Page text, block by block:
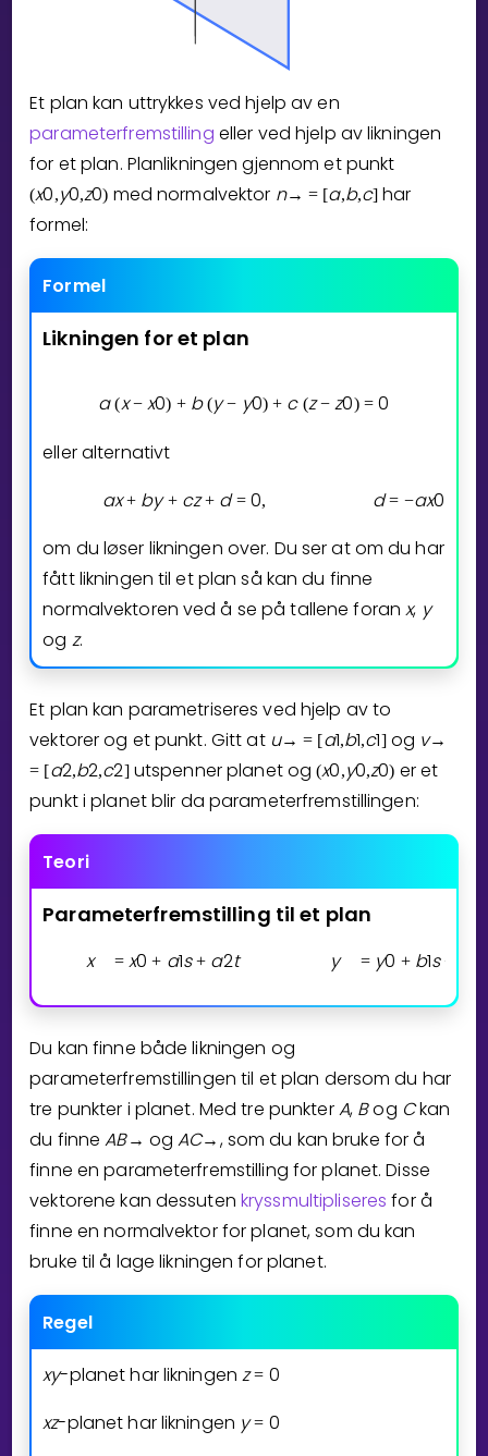
Bestill privatundervisning
Inviter en venn
LÆREPLAN
Velg læreplan
Logg inn
Et plan kan uttrykkes ved hjelp av en
parameterfremstilling eller ved hjelp av likningen
for et plan. Planlikningen gjennom et punkt
(x0,y0,z0) med normalvektor n→ = [a,b,c] har
formel:
Formel
Likningen foret plan
a (x − x0) + b (y − y0) + c (z − z0) = 0
eller alternativt
ax + by + cz + d = 0, d = −ax0
om du løser likningen over. Du ser at om du har
fått likningen til et plan så kan du finne
normalvektoren ved å se på tallene foranx, y
og z.
Et plan kan parametriseres ved hjelp av to
vektorer og et punkt. Gitt at u→ = [a1,b1,c1]og v→
= [a2,b2,c2]utspenner planet og(x0,y0,z0) er et
punkt i planet blir da parameterfremstillingen:
Teori
Parameterfremstilling til et plan
x = x0 + a1s + a2t y = y0 + b1s +
Du kan finne både likningen og
parameterfremstillingen til et plan dersom du har
tre punkter i planet. Med tre punkterA, Bog Ckan
du finneAB→ ogAC→ , som du kan bruke for å
finne en parameterfremstilling for planet. Disse
vektorene kan dessuten kryssmultipliseres for å
finne en normalvektor for planet, som du kan
bruke til å lage likningen for planet.
Regel
xy-planet har likningenz = 0
xz-planet har likningen y = 0